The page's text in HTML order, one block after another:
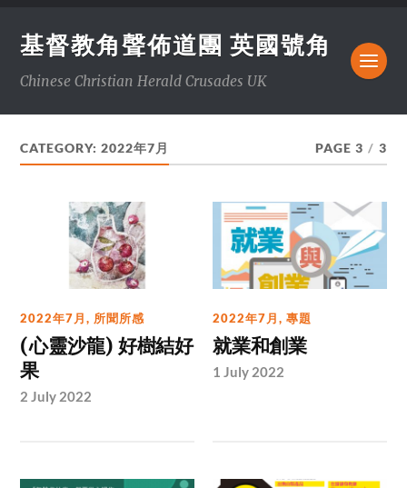
基督教角聲佈道團 英國號角
Chinese Christian Herald Crusades UK
CATEGORY:2022年7月 PAGE 3 / 3
2022年7月, 所聞所感
(心靈沙龍) 好樹結好
果
2 July 2022
2022年7月,專題
就業和創業
1 July 2022